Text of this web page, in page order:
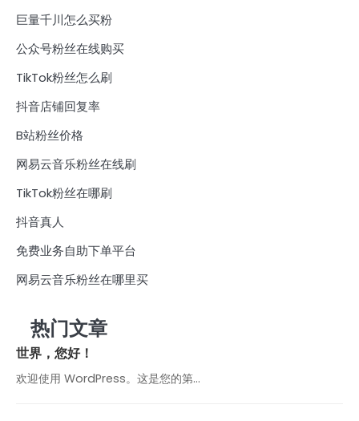
巨量千川怎么买粉
公众号粉丝在线购买
TikTok粉丝怎么刷
抖音店铺回复率
B站粉丝价格
网易云音乐粉丝在线刷
TikTok粉丝在哪刷
抖音真人
免费业务自助下单平台
网易云音乐粉丝在哪里买
热门文章
世界，您好！
欢迎使用 WordPress。这是您的第…